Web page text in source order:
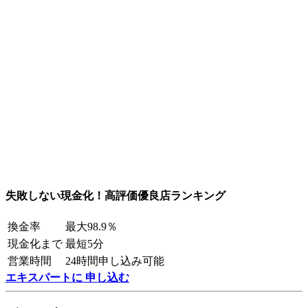
失敗しない現金化！高評価優良店ランキング
換金率
最大98.9％
現金化まで 最短5分
営業時間
24時間申し込み可能
エキスパートに 申し込む